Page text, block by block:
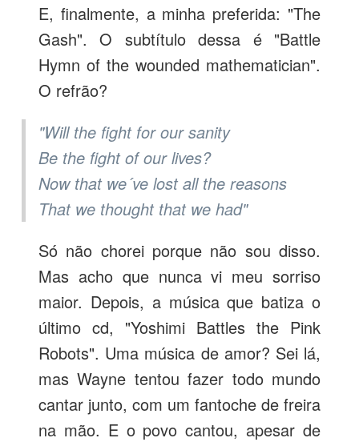
E, finalmente, a minha preferida: "The
Gash". O subtítulo dessa é "Battle
Hymn of the wounded mathematician".
O refrão?
"Will the fight for our sanity
Be the fight of our lives?
Now that we´ve lost all the reasons
That we thought that we had"
Só não chorei porque não sou disso.
Mas acho que nunca vi meu sorriso
maior. Depois, a música que batiza o
último cd, "Yoshimi Battles the Pink
Robots". Uma música de amor? Sei lá,
mas Wayne tentou fazer todo mundo
cantar junto, com um fantoche de freira
na mão. E o povo cantou, apesar de